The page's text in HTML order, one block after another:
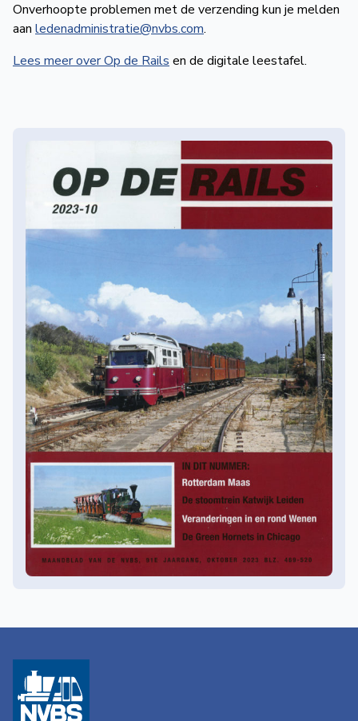
de
Wegwijzer
Onverhoopte problemen met de verzending kun je melden
aan ledenadministratie@nvbs.com.
Lees meer over Op de Rails en de digitale leestafel.